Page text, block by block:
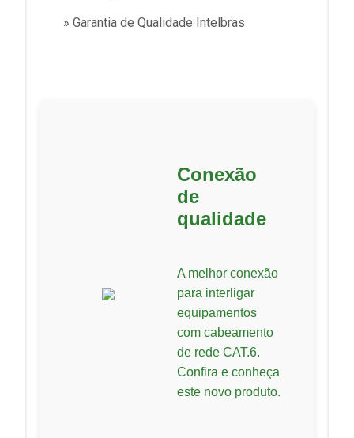
» Garantia de Qualidade Intelbras
Conexão
de
qualidade
A melhor conexão
para interligar
equipamentos
com cabeamento
de rede CAT.6.
Confira e conheça
este novo produto.